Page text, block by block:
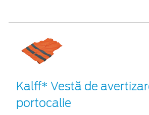
Kalff* Vestă de
portocalie